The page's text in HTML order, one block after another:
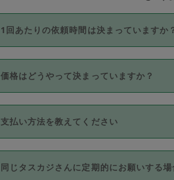
1回あたりの依頼時間は決まっていますか
依頼1回につき3時間固定です。3時間を
い。機能をご利用いただくには、タスカ
が必要です。なお、3時間を下回っても、
価格はどうやって決まっていますか？
11種類の価格帯の中からタスカジさん自
タスカジさんの価格設定には最初は制限
除々に設定可能な最高額が上がっていく
支払い方法を教えてください
お支払方法はクレジットカード（Visa／
Club）のみとなります。
同じタスカジさんに定期的にお願いする場